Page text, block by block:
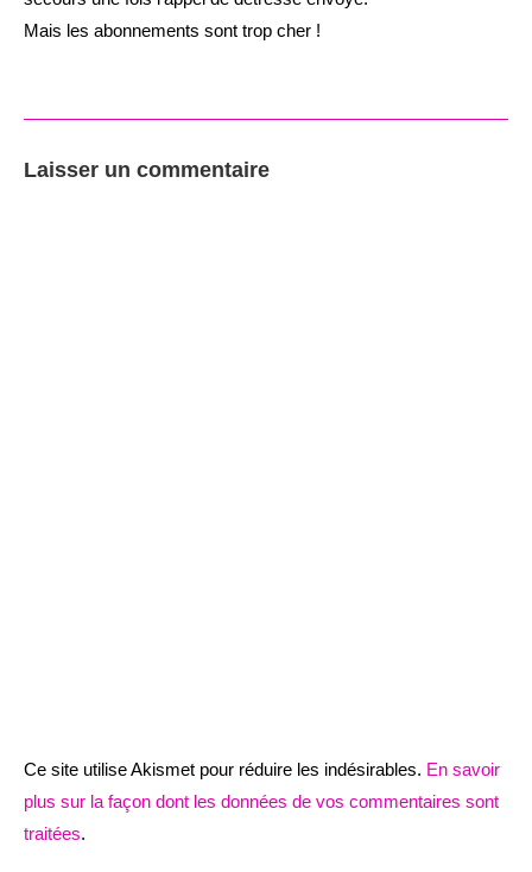
Mais les abonnements sont trop cher !
Laisser un commentaire
Ce site utilise Akismet pour réduire les indésirables. En savoir
plus sur la façon dont les données de vos commentaires sont
traitées.